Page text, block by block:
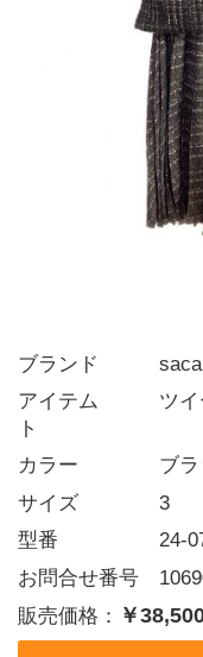
ブランド   sacai
アイテム   ツイ
ト
カラー    ブラ
サイズ    3
型番     24-
お問合せ番号
販売価格： ￥